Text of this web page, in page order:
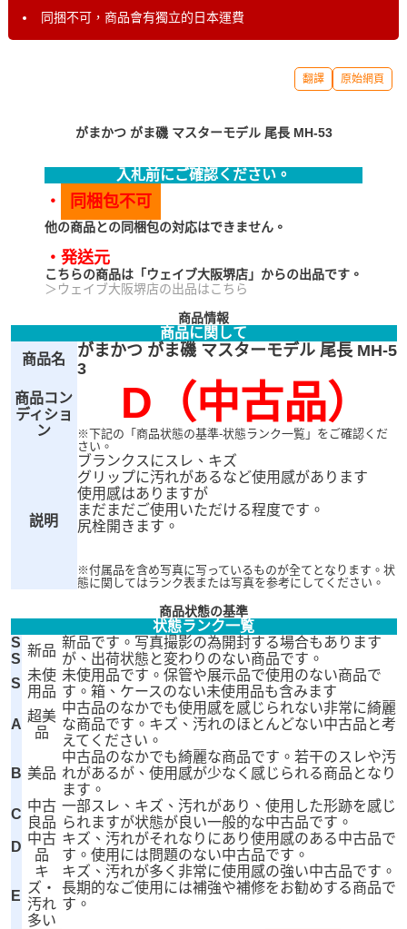
同捆不可，商品會有獨立的日本運費
翻譯 原始網頁
がまかつ がま磯 マスターモデル 尾長 MH-53
入札前にご確認ください。
・ 同梱包不可
他の商品との同梱包の対応はできません。
・発送元
こちらの商品は「ウェイブ大阪堺店」からの出品です。
＞ウェイブ大阪堺店の出品はこちら
商品情報
商品に関して
商品名
がまかつ がま磯 マスターモデル 尾長 MH-5
3
商品コン
ディショ
ン
D（中古品）
※下記の「商品状態の基準-状態ランク一覧」をご確認くだ
さい。
説明
ブランクスにスレ、キズ
グリップに汚れがあるなど使用感があります
使用感はありますが
まだまだご使用いただける程度です。
尻栓開きます。
※付属品を含め写真に写っているものが全てとなります。状
態に関してはランク表または写真を参考にしてください。
商品状態の基準
状態ランク一覧
S
S
新品
新品です。写真撮影の為開封する場合もあります
が、出荷状態と変わりのない商品です。
S
未使
用品
未使用品です。保管や展示品で使用のない商品で
す。箱、ケースのない未使用品も含みます
A
超美
品
中古品のなかでも使用感を感じられない非常に綺麗
な商品です。キズ、汚れのほとんどない中古品と考
えてください。
B 美品
中古品のなかでも綺麗な商品です。若干のスレや汚
れがあるが、使用感が少なく感じられる商品となり
ます。
C
中古
良品
一部スレ、キズ、汚れがあり、使用した形跡を感じ
られますが状態が良い一般的な中古品です。
D
中古
品
キズ、汚れがそれなりにあり使用感のある中古品で
す。使用には問題のない中古品です。
E
キ
ズ・
汚れ
多い
キズ、汚れが多く非常に使用感の強い中古品です。
長期的なご使用には補強や補修をお勧めする商品で
す。